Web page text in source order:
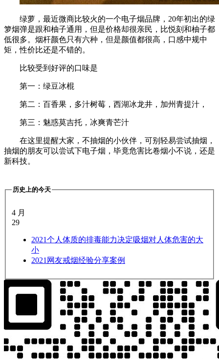
绿萝，最近微商比较火的一个电子烟品牌，20年初出的绿
箩烟弹是跟和柚子通用，但是价格却很亲民，比悦刻和柚子都
低很多。烟杆颜色只有六种，但是颜值都很高，口感中规中
矩，性价比还是不错的。
比较受到好评的口味是
第一：绿豆冰棍
第二：百香果，多汁树莓，西湖冰龙井，加州青提汁，
第三：魅惑莫吉托，冰爽青芒汁
在这里提醒大家，不抽烟的小伙伴，可别轻易尝试抽烟，
抽烟的朋友可以尝试下电子烟，毕竟危害比卷烟小不说，还是
新科技。
历史上的今天
4 月
29
2021个人体质的排毒能力决定吸烟对人体危害的大
小
2021 网友戒烟经验分享案例